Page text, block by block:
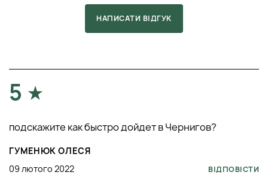
НАПИСАТИ ВІДГУК
5
подскажите как быстро дойдет в Чернигов?
ГУМЕНЮК ОЛЕСЯ
09 лютого 2022
ВІДПОВІСТИ